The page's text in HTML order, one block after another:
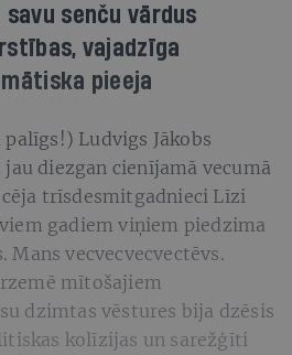
senču vārdus
vajadzīga
pieeja
Ludvigs Jākobs
jau diezgan cienījamā vecumā
trīsdesmitgadnieci Līzi
gadiem viņiem piedzima
Mans vecvecvecvectēvs.
mītošajiem
dzimtas vēstures bija dzēsis
kolīzijas un sarežģīti